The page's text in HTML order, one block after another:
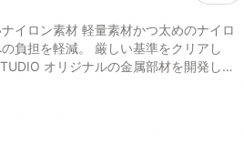
イロン素材 軽量素材かつ太めのナイロ
負担を軽減。 厳しい基準をクリアし
オリジナルの金属部材を開発し、
張り強度テストをクリアしています。
持ち手 持ち手部分には、手触りの良い